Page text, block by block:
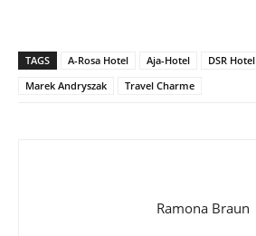
TAGS A-Rosa Hotel Aja-Hotel
DSR
Marek Andryszak
Travel Charme
Ramona Braun